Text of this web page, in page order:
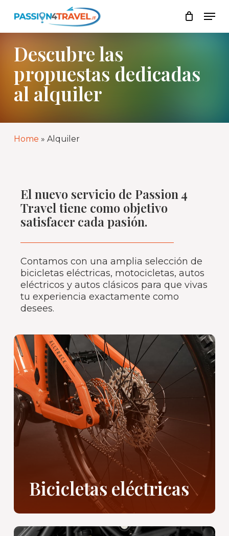
Lista Close
Descubre las
propuestas dedicadas
al alquiler
Home » Alquiler
El nuevo servicio de Passion 4
Travel tiene como objetivo
satisfacer cada pasión.
Contamos con una amplia selección de
bicicletas eléctricas, motocicletas, autos
eléctricos y autos clásicos para que vivas
tu experiencia exactamente como
desees.
Bicicletas eléctricas